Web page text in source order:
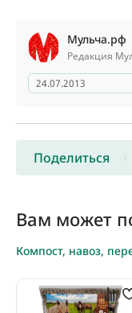
Мульча.рф
Редакция
24.07.2013
Поделиться
Вам может
Компост, навоз,